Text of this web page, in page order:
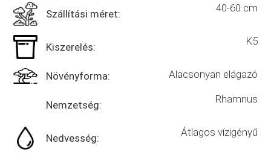
Szállítási méret: 40-60 cm
Kiszerelés: K5
Növényforma: Alacsonyan elágazó
Nemzetség: Rhamnus
Nedvesség: Átlagos vízigényű